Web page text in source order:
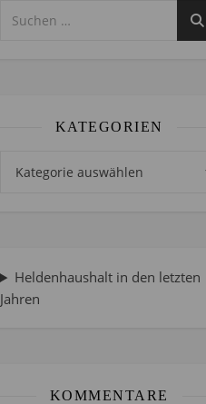
KATEGORIEN
Heldenhaushalt in den letzten
Jahren
KOMMENTARE